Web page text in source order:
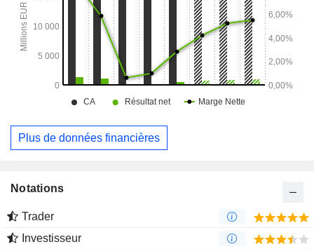
Plus de données financières
Notations
Trader
Investisseur